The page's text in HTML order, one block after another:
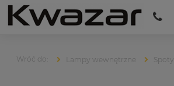
Lampy wewnętrzne Spoty